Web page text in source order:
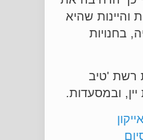
והיינות שהיא
בחנויות
רשת 'טיב
ובמסעדות.